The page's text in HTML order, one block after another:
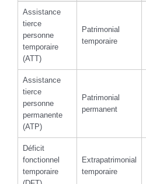
Assistance
tierce
personne
temporaire
(ATT)
Patrimonial
temporaire
Assistance
tierce
personne
permanente
(ATP)
Patrimonial
permanent
Déficit
fonctionnel
temporaire
Extrapatrimonial
temporaire